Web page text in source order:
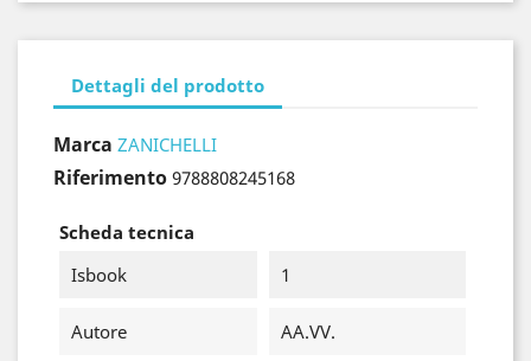
Dettagli del prodotto
Marca ZANICHELLI
Riferimento 9788808245168
Scheda tecnica
Isbook
1
Autore AA.VV.